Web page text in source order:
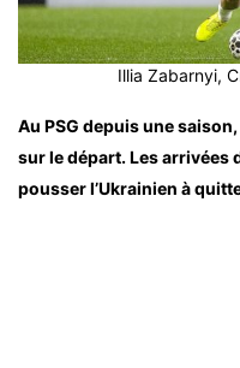
Illia Zabarnyi,
Au PSG depuis une
sur le départ. Les arrivées
pousser l’Ukrainien à